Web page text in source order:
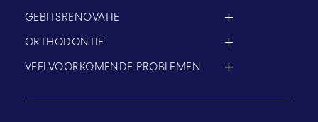
GEBITSRENOVATIE
ORTHODONTIE
VEELVOORKOMENDE PROBLEMEN